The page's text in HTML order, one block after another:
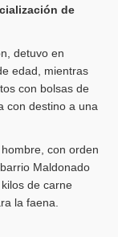
de
detuvo en
edad, mientras
con bolsas de
con destino a una
con orden
Maldonado
de carne
la faena.